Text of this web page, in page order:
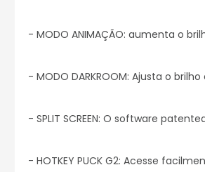
- MODO ANIMAÇÃO: aumenta o
- MODO DARKROOM: Ajusta o
- SPLIT SCREEN: O software
- HOTKEY PUCK G2: Acesse